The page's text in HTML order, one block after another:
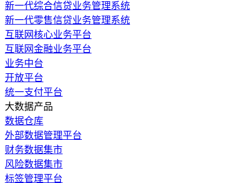
新一代综合信贷业务管理系统
新一代零售信贷业务管理系统
互联网核心业务平台
互联网金融业务平台
业务中台
开放平台
统一支付平台
大数据产品
数据仓库
外部数据管理平台
财务数据集市
风险数据集市
标签管理平台